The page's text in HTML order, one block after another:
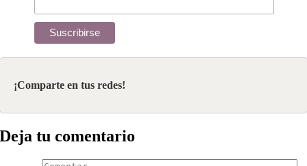
¡Comparte en tus redes!
Deja tu comentario